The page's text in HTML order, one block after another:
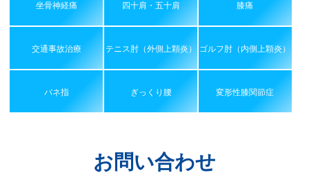
坐骨神経痛 四十肩・五十肩 膝痛
交通事故治療 テニス肘（外側上顆炎） ゴルフ肘（内側上顆炎）
バネ指 ぎっくり腰 変形性膝関節症
お問い合わせ